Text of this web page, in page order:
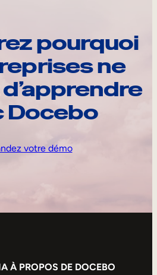
pourquoi
ne
Docebo
votre démo
À PROPOS DE DOCEBO